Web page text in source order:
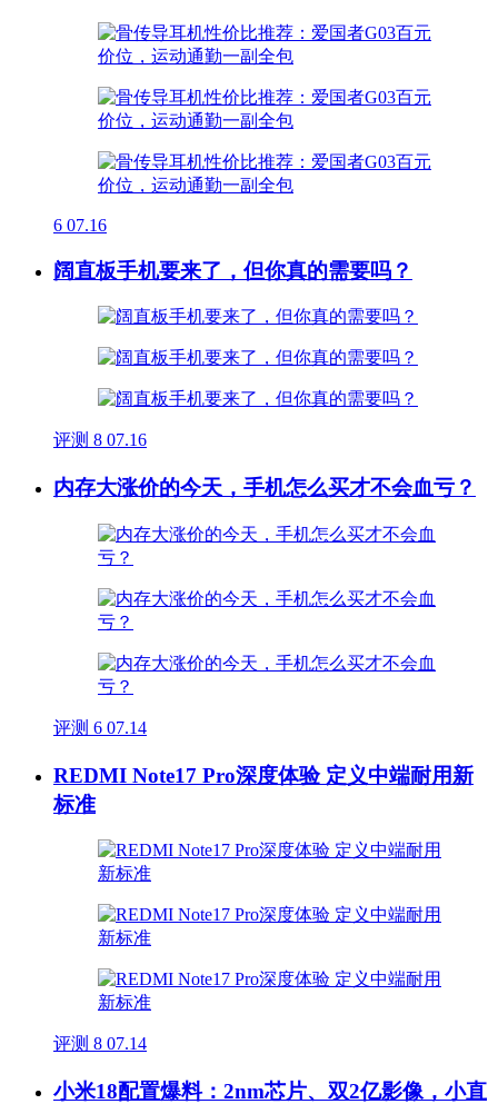
6 07.16
阔直板手机要来了，但你真的需要吗？
评测 8 07.16
内存大涨价的今天，手机怎么买才不会血亏？
评测 6 07.14
REDMI Note17 Pro深度体验 定义中端耐用新
标准
评测 8 07.14
小米18配置爆料：2nm芯片、双2亿影像，小直